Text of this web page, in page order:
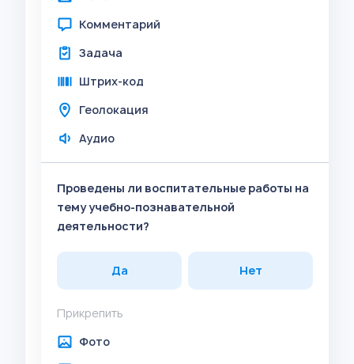
Комментарий
Задача
Штрих-код
Геолокация
Аудио
Проведены ли воспитательные работы на
тему учебно-познавательной
деятельности?
Да Нет
Прикрепить
Фото